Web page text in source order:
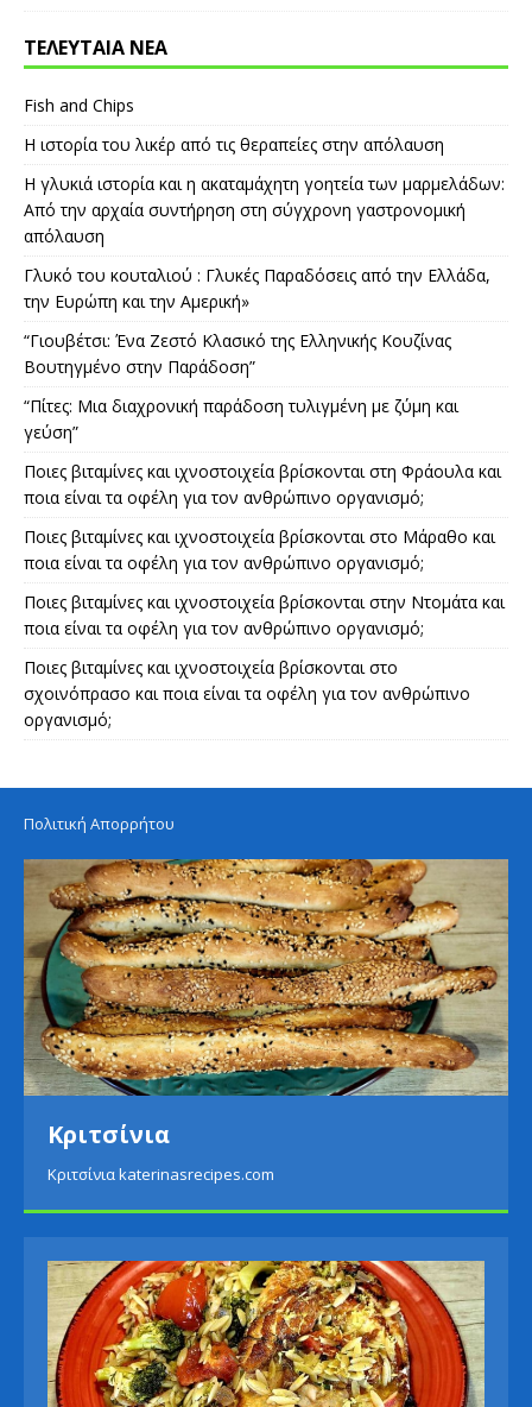
ΤΕΛΕΥΤΑΙΑ ΝΕΑ
Fish and Chips
Η ιστορία του λικέρ από τις θεραπείες στην απόλαυση
Η γλυκιά ιστορία και η ακαταμάχητη γοητεία των μαρμελάδων:
Από την αρχαία συντήρηση στη σύγχρονη γαστρονομική
απόλαυση
Γλυκό του κουταλιού : Γλυκές Παραδόσεις από την Ελλάδα,
την Ευρώπη και την Αμερική»
“Γιουβέτσι: Ένα Ζεστό Κλασικό της Ελληνικής Κουζίνας
Βουτηγμένο στην Παράδοση”
“Πίτες: Μια διαχρονική παράδοση τυλιγμένη με ζύμη και
γεύση”
Ποιες βιταμίνες και ιχνοστοιχεία βρίσκονται στη Φράουλα και
ποια είναι τα οφέλη για τον ανθρώπινο οργανισμό;
Ποιες βιταμίνες και ιχνοστοιχεία βρίσκονται στο Μάραθο και
ποια είναι τα οφέλη για τον ανθρώπινο οργανισμό;
Ποιες βιταμίνες και ιχνοστοιχεία βρίσκονται στην Ντομάτα και
ποια είναι τα οφέλη για τον ανθρώπινο οργανισμό;
Ποιες βιταμίνες και ιχνοστοιχεία βρίσκονται στο
σχοινόπρασο και ποια είναι τα οφέλη για τον ανθρώπινο
οργανισμό;
Πολιτική Απορρήτου
Κριτσίνια
Κριτσίνια katerinasrecipes.com